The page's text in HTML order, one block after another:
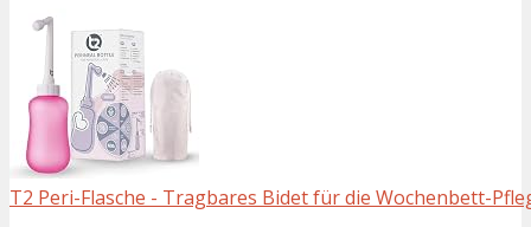
T2 Peri-Flasche - Tragbares Bidet für die Wochenbett-